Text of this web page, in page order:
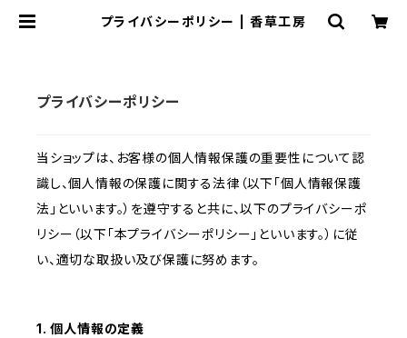
プライバシーポリシー | 香草工房
プライバシーポリシー
当ショップは、お客様の個人情報保護の重要性について認
識し、個人情報の保護に関する法律（以下「個人情報保護
法」といいます。）を遵守すると共に、以下のプライバシーポ
リシー（以下「本プライバシーポリシー」といいます。）に従
い、適切な取扱い及び保護に努めます。
1. 個人情報の定義